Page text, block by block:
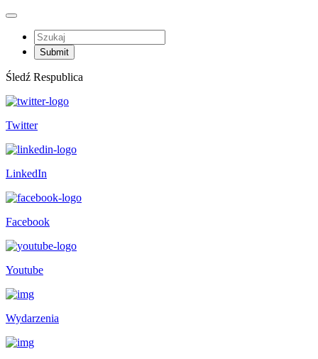
Śledź Respublica
Twitter
LinkedIn
Facebook
Youtube
Wydarzenia